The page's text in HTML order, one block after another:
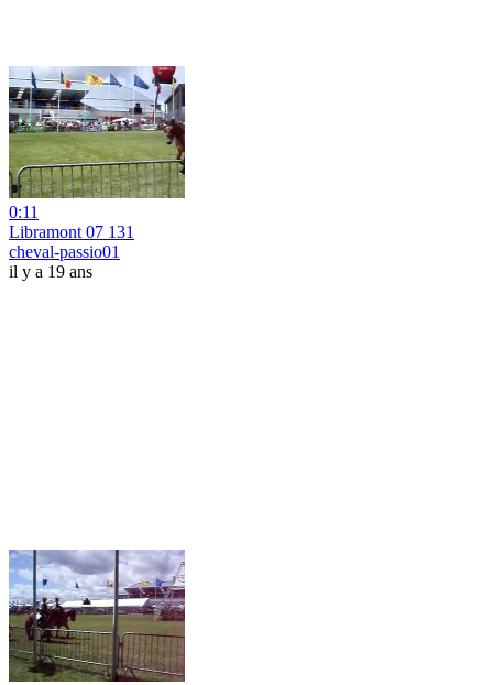
0:11
Libramont 07 131
cheval-passio01
il y a 19 ans